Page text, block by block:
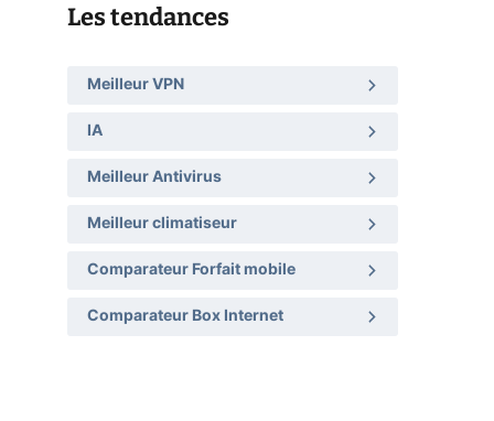
Les tendances
Meilleur VPN
IA
Meilleur Antivirus
Meilleur climatiseur
Comparateur Forfait mobile
Comparateur Box Internet